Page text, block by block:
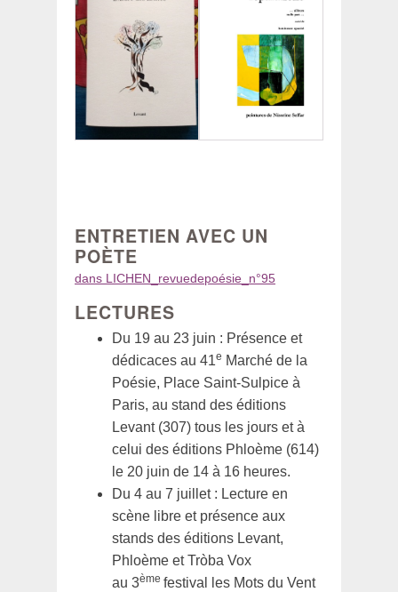
ENTRETIEN AVEC UN
POÈTE
dans LICHEN_revuedepoésie_n°95
LECTURES
Du 19 au 23 juin : Présence et
dédicaces au 41e Marché de la
Poésie, Place Saint-Sulpice à
Paris, au stand des éditions
Levant (307) tous les jours et à
celui des éditions Phloème (614)
le 20 juin de 14 à 16 heures.
Du 4 au 7 juillet : Lecture en
scène libre et présence aux
stands des éditions Levant,
Phloème et Tròba Vox
au 3ème festival les Mots du Vent